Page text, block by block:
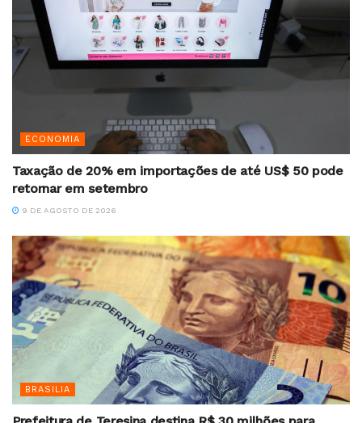
ECONOMIA
Taxação de 20% em importações de até US$ 50 pode
retornar em setembro
9 DE AGOSTO DE 2026
BRASILIA